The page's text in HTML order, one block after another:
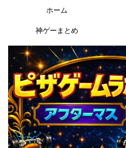
ホーム
神ゲーまとめ